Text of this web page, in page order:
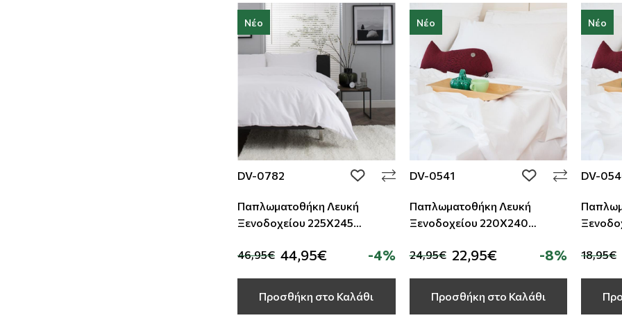
Νέο
DV-0782 add to wishlist
Παπλωματοθήκη Λευκή
Ξενοδοχείου 225Χ245
46,95€ 44,95€ -4%
Προσθήκη στο Καλάθι
Νέο
DV-0541 add to wishlist
Παπλωματοθήκη Λευκή
Ξενοδοχείου 220Χ240
TC-160
24,95€ 22,95€ -8%
Προσθήκη στο Καλάθι
Νέο
DV-
TC-160
18,95€